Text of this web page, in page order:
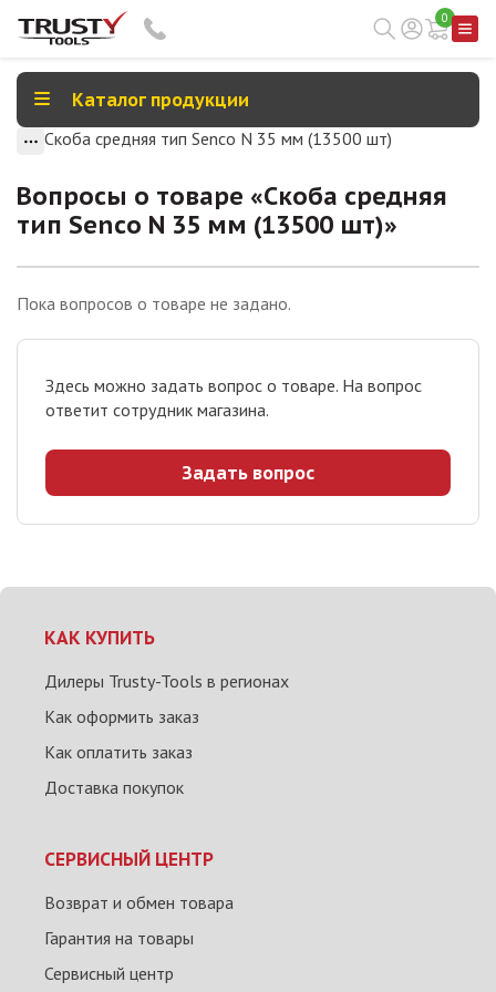
0
Каталог продукции
Скоба средняя тип Senco N 35 мм (13500 шт)
Вопросы о товаре «Скоба средняя
тип Senco N 35 мм (13500 шт)»
Здесь можно задать вопрос о товаре. На вопрос
ответит сотрудник магазина.
Задать вопрос
Пока вопросов о товаре не задано.
КАК КУПИТЬ
Дилеры Trusty-Tools в регионах
Как оформить заказ
Как оплатить заказ
Доставка покупок
СЕРВИСНЫЙ ЦЕНТР
Возврат и обмен товара
Гарантия на товары
Сервисный центр